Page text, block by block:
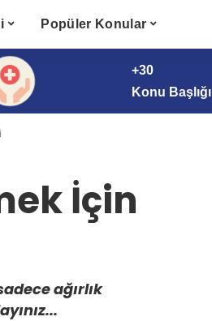
Popüler Konular
+30
Konu Başlığı
İçin
ağırlık